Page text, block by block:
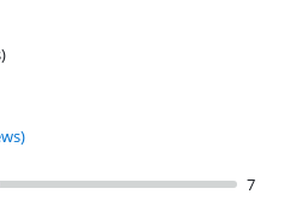
op 18 reviews.
7